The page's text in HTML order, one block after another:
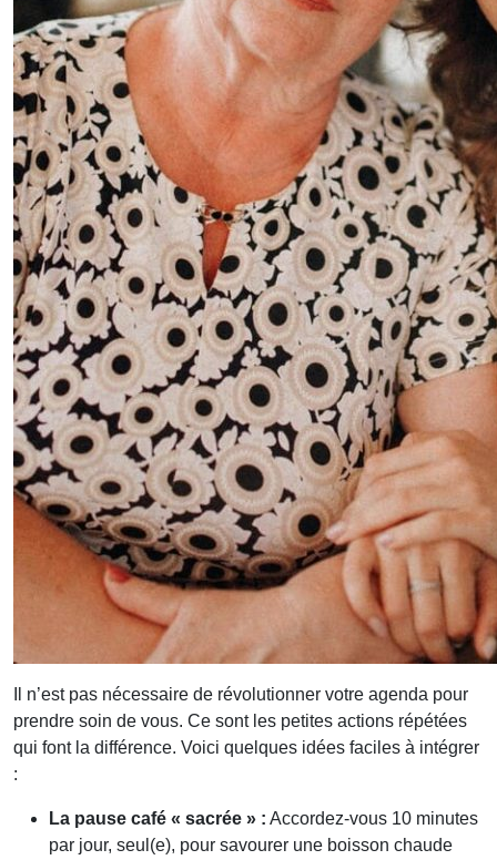
Il n’est pas nécessaire de révolutionner votre agenda pour
prendre soin de vous. Ce sont les petites actions répétées
qui font la différence. Voici quelques idées faciles à intégrer
:
La pause café « sacrée » : Accordez-vous 10 minutes
par jour, seul(e), pour savourer une boisson chaude